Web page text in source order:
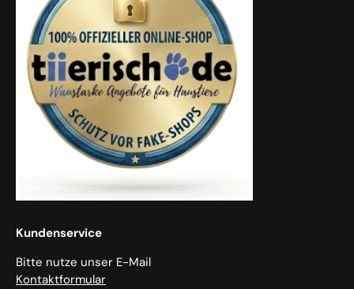
Kundenservice
Bitte nutze unser E-Mail
Kontaktformular